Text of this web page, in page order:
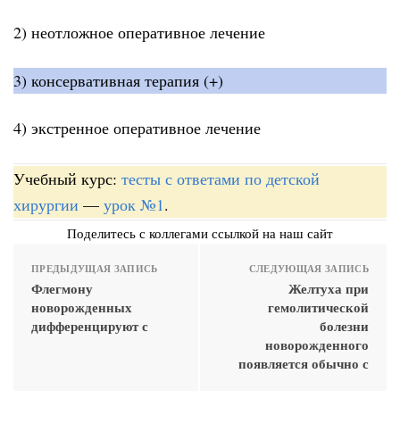
2) неотложное оперативное лечение
3) консервативная терапия (+)
4) экстренное оперативное лечение
Учебный курс: тесты с ответами по детской
хирургии — урок №1.
Поделитесь с коллегами ссылкой на наш сайт
ПРЕДЫДУЩАЯ ЗАПИСЬ
Флегмону
новорожденных
дифференцируют с
СЛЕДУЮЩАЯ ЗАПИСЬ
Желтуха при
гемолитической
болезни
новорожденного
появляется обычно с